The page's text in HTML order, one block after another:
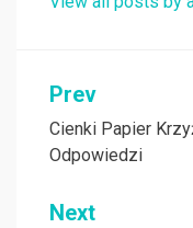
Nawigacja
wpisu
Prev
Cienki Papier
Odpowiedzi
Next